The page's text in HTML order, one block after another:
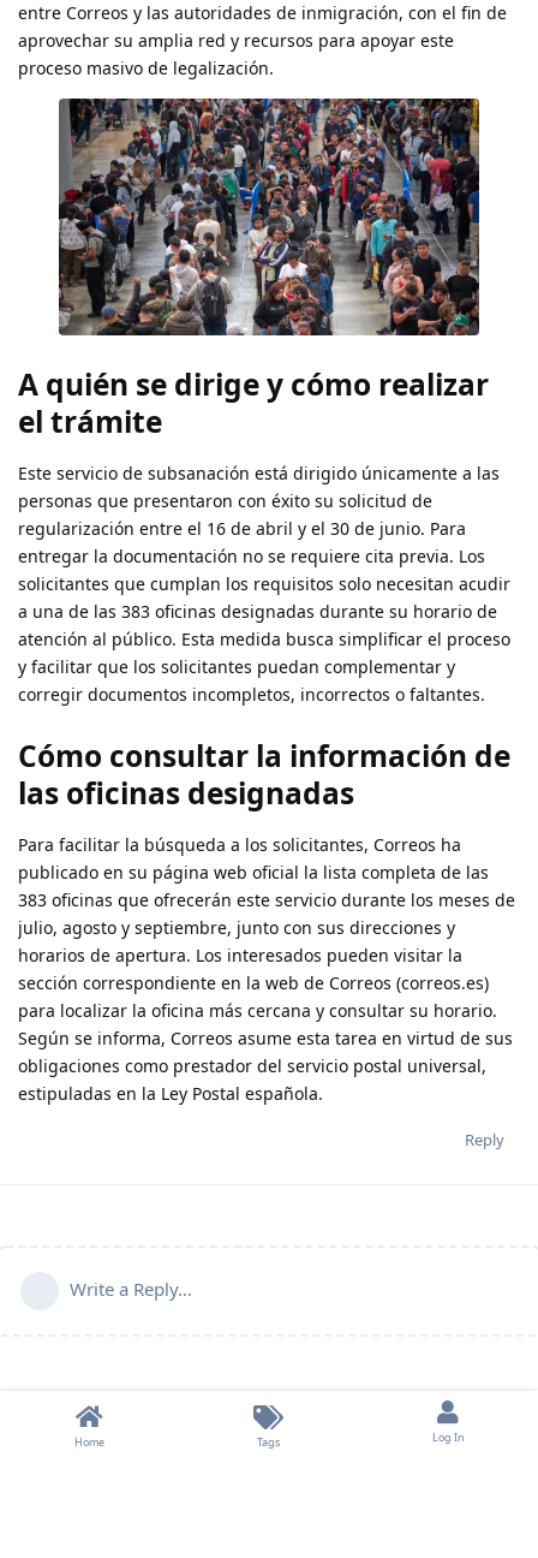
entre Correos y las autoridades de inmigración, con el fin de
aprovechar su amplia red y recursos para apoyar este
proceso masivo de legalización.
A quién se dirige y cómo realizar
el trámite
Este servicio de subsanación está dirigido únicamente a las
personas que presentaron con éxito su solicitud de
regularización entre el 16 de abril y el 30 de junio. Para
entregar la documentación no se requiere cita previa. Los
solicitantes que cumplan los requisitos solo necesitan acudir
a una de las 383 oficinas designadas durante su horario de
atención al público. Esta medida busca simplificar el proceso
y facilitar que los solicitantes puedan complementar y
corregir documentos incompletos, incorrectos o faltantes.
Cómo consultar la información de
las oficinas designadas
Para facilitar la búsqueda a los solicitantes, Correos ha
publicado en su página web oficial la lista completa de las
383 oficinas que ofrecerán este servicio durante los meses de
julio, agosto y septiembre, junto con sus direcciones y
horarios de apertura. Los interesados pueden visitar la
sección correspondiente en la web de Correos (correos.es)
para localizar la oficina más cercana y consultar su horario.
Según se informa, Correos asume esta tarea en virtud de sus
obligaciones como prestador del servicio postal universal,
estipuladas en la Ley Postal española.
Reply
Write a Reply...
Home Tags Log In